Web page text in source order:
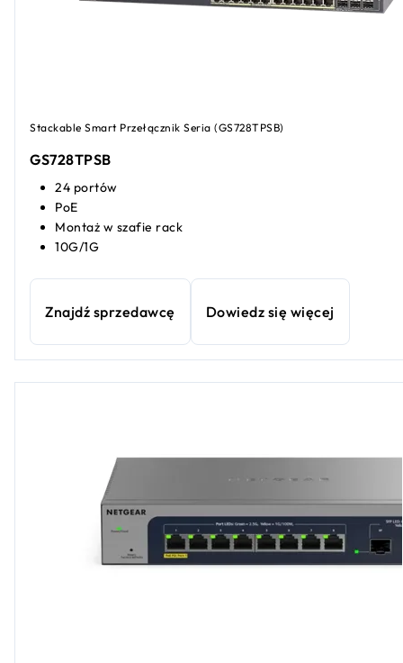
Stackable Smart Przełącznik Seria (GS728TPSB)
GS728TPSB
24 portów
PoE
Montaż w szafie rack
10G/1G
Znajdź sprzedawcę Dowiedz się więcej